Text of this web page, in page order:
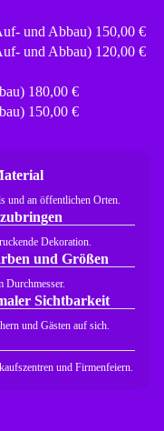
und Abbau) 150,00 €
und Abbau) 120,00 €
180,00 €
150,00 €
und an öffentlichen Orten.
Dekoration.
und Größen
Durchmesser.
Sichtbarkeit
und Gästen auf sich.
und Firmenfeiern.